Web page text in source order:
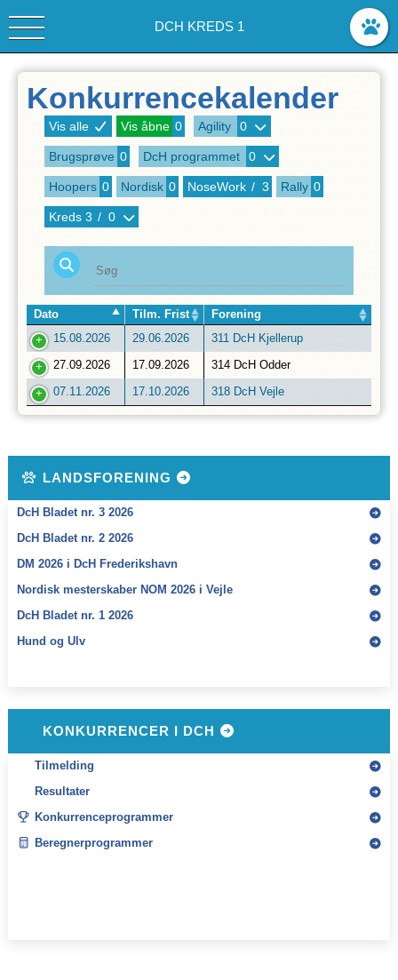
DCH KREDS 1
Konkurrencekalender
Vis alle Vis åbne 0 Agility 0
Brugsprøve 0 DcH programmet 0
Hoopers 0 Nordisk 0 NoseWork / 3 Rally 0
Kreds 3 / 0
Dato Tilm. Frist
Forening
15.08.2026
29.06.2026 311 DcH Kjellerup
27.09.2026 17.09.2026 314 DcH Odder
07.11.2026 17.10.2026 318 DcH Vejle
LANDSFORENING
DcH Bladet nr. 3 2026
DcH Bladet nr. 2 2026
DM 2026 i DcH Frederikshavn
Nordisk mesterskaber NOM 2026 i Vejle
DcH Bladet nr. 1 2026
Hund og Ulv
KONKURRENCER I DCH
Tilmelding
Resultater
Konkurrenceprogrammer
Beregnerprogrammer